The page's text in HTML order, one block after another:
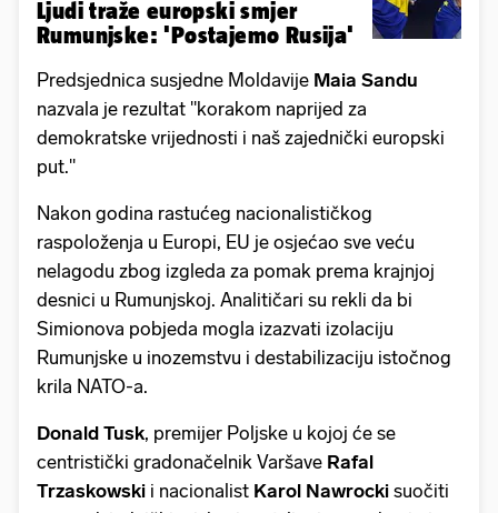
Ljudi traže europski smjer
Rumunjske: 'Postajemo Rusija'
Predsjednica susjedne Moldavije Maia Sandu
nazvala je rezultat "korakom naprijed za
demokratske vrijednosti i naš zajednički europski
put."
Nakon godina rastućeg nacionalističkog
raspoloženja u Europi, EU je osjećao sve veću
nelagodu zbog izgleda za pomak prema krajnjoj
desnici u Rumunjskoj. Analitičari su rekli da bi
Simionova pobjeda mogla izazvati izolaciju
Rumunjske u inozemstvu i destabilizaciju istočnog
krila NATO-a.
Donald Tusk, premijer Poljske u kojoj će se
centristički gradonačelnik Varšave Rafal
Trzaskowski i nacionalist Karol Nawrocki suočiti